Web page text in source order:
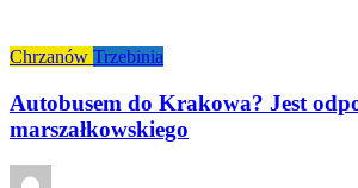
Chrzanów Trzebinia
Autobusem do Krakowa? Jest
marszałkowskiego